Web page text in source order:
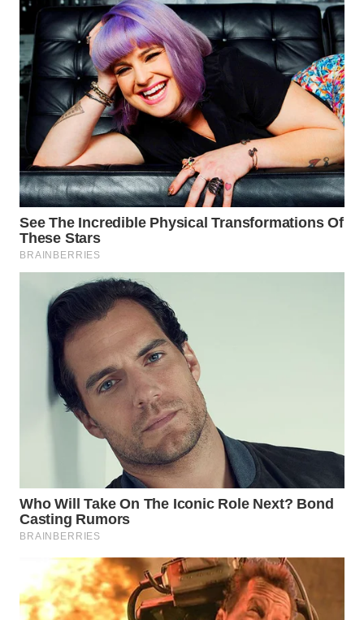
WN
TAPANULI
TENGAH
WN DELI
SERDANG
WN
TEBING
TINGGI
WN
PAKPAK
WN
KARAWANG
BEKASI
WN
DEPOK
TAPANULI
UTARA